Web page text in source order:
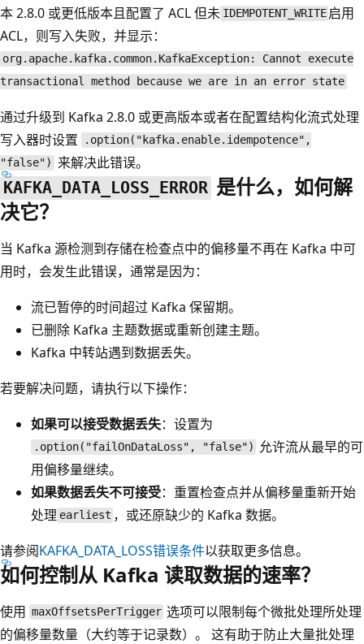
本 2.8.0 或更低版本且配置了 ACL 但未 IDEMPOTENT_WRITE 启用
ACL，则写入失败，并显示：
org.apache.kafka.common.KafkaException: Cannot execute
transactional method because we are in an error state
通过升级到 Kafka 2.8.0 或更高版本或者在配置结构化流式处理
写入器时设置
.option("kafka.enable.idempotence",
"false")
来解决此错误。
KAFKA_DATA_LOSS_ERROR 是什么，如何解
决它？
当 Kafka 源检测到存储在检查点中的偏移量不再在 Kafka 中可
用时，会发生此错误，通常是因为：
流已暂停的时间超过 Kafka 保留期。
已删除 Kafka 主题数据或重新创建主题。
Kafka 中转站遇到数据丢失。
若要解决问题，请执行以下操作：
如果可以接受数据丢失：设置为
.option("failOnDataLoss", "false")
允许流从最早的可
用偏移量继续。
如果数据丢失不可接受：重置检查点并从偏移量重新开始
处理 earliest ，或还原缺少的 Kafka 数据。
请参阅KAFKA_DATA_LOSS错误条件以获取更多信息。
如何控制从 Kafka 读取数据的速率？
使用 maxOffsetsPerTrigger 选项可以限制每个微批处理所处理
的偏移量数量（大约等于记录数）。 这有助于防止大量批处理